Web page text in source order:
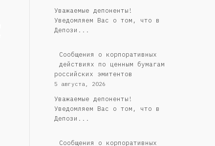
Уважаемые депоненты!
Уведомляем Вас о том, что в
Депози...
Cообщения о корпоративных
действиях по ценным бумагам
российских эмитентов
5 августа, 2026
Уважаемые депоненты!
Уведомляем Вас о том, что в
Депози...
Сообщения о корпоративных